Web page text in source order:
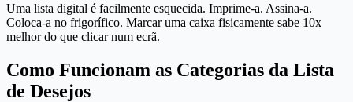
Uma lista digital é facilmente esquecida. Imprime-a. Assina-a.
Coloca-a no frigorífico. Marcar uma caixa fisicamente sabe 10x
melhor do que clicar num ecrã.
Como Funcionam as Categorias da Lista
de Desejos